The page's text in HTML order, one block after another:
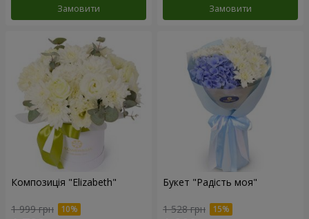
Замовити Замовити
Композиція "Elizabeth"
1 999 грн
Букет "Радість моя"
1 528 грн